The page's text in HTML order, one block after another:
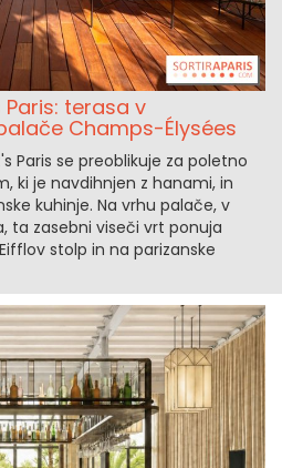
terasa v
Champs-Élysées
Paris se preoblikuje za poletno
ki je navdihnjen z hanami, in
kuhinje. Na vrhu palače, v
ta zasebni viseči vrt ponuja
stolp in na parizanske